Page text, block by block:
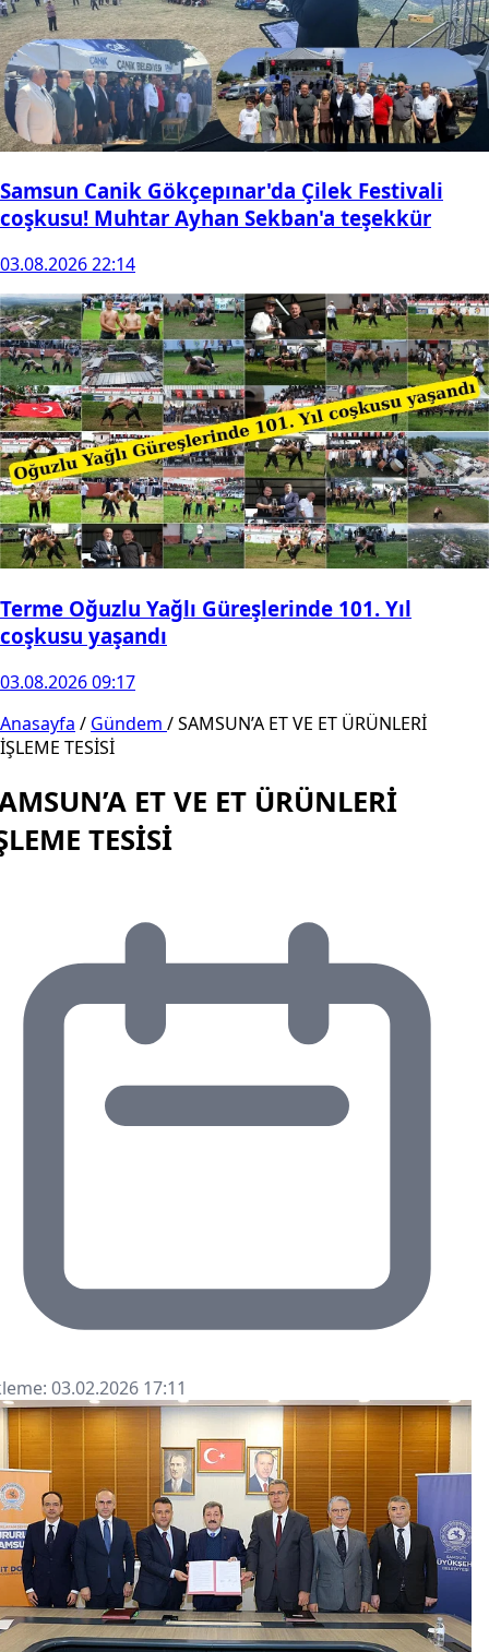
Samsun Canik Gökçepınar'da Çilek Festivali
coşkusu! Muhtar Ayhan Sekban'a teşekkür
03.08.2026 22:14
Terme Oğuzlu Yağlı Güreşlerinde 101. Yıl
coşkusu yaşandı
03.08.2026 09:17
Anasayfa / Gündem /SAMSUN’A ET VE ET ÜRÜNLERİ
İŞLEME TESİSİ
ET VE ET ÜRÜNLERİ
TESİSİ
03.02.2026 17:11